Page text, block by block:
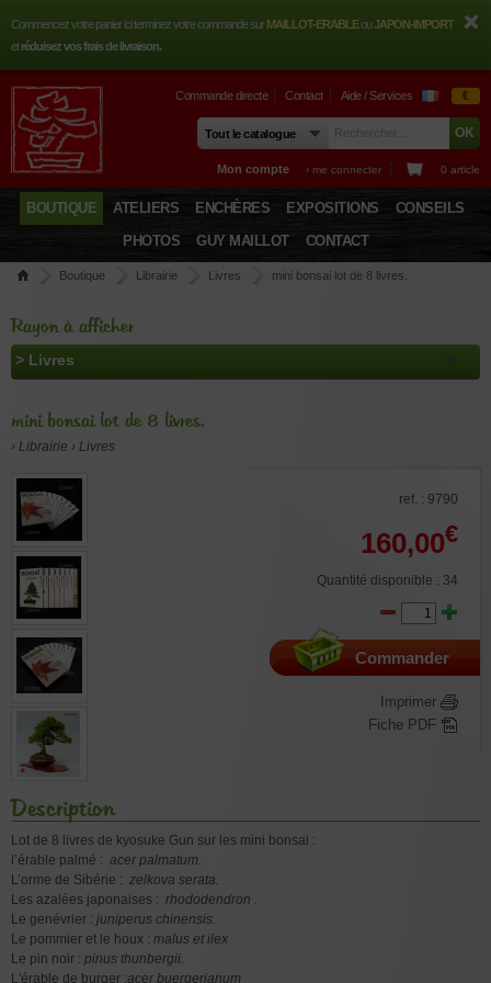
Commencez votre panier ici terminez votre commande surMAILLOT-ERABLEouJAPON-IMPORT
etréduisez vos frais de livraison.
Commande directe Contact Aide / Services €
Mon compte › me connecter 0 article
BOUTIQUE ATELIERS ENCHÈRES EXPOSITIONS
CONSEILS
PHOTOS
GUY MAILLOT CONTACT
Boutique Librairie Livres mini bonsai lot de 8 livres.
Rayon à afficher
mini bonsai lot de 8 livres.
› Librairie › Livres
ref. : 9790
160,00€
Quantité disponible : 34
Commander
Imprimer
Fiche PDF
Description
Lot de 8 livres de kyosuke Gun sur les mini bonsai :
l’érable palmé : acer palmatum.
L’orme de Sibérie : zelkova serata.
Les azalées japonaises : rhododendron .
Le genévrier : juniperus chinensis.
Le pommier et le houx : malus et ilex
Le pin noir : pinus thunbergii.
L'érable de burger :acer buergerianum